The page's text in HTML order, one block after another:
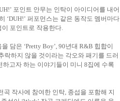
포인트 안무는 인탁이 아이디어를 내어
‘DUH!’ 퍼포먼스는 같은 동작도 멤버마다
포인트로 작용한다.
을 담은 ‘Pretty Boy’, 90년대 R&B 힙합이
락하지 않을 것이라는 각오와 패기를 드러
고자 하는 이야기들이 미니 8집에 수록
곡 작사에 참여한 인탁, 종섭을 포함해 지